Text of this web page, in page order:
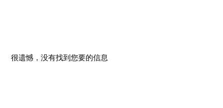
很遗憾，没有找到您要的信息